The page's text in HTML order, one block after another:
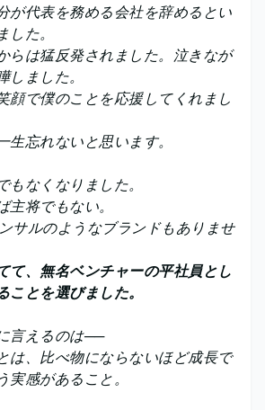
が代表を務める会社を辞めるとい
た。
らは猛反発されました。泣きなが
しました。
顔で僕のことを応援してくれまし
生忘れないと思います。
もなくなりました。
将でもない。
サルのようなブランドもありませ
て、無名ベンチャーの平社員とし
ことを選びました。
言えるのは──
は、比べ物にならないほど成長で
実感があること。